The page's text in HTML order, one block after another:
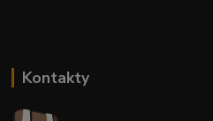
Kontakty